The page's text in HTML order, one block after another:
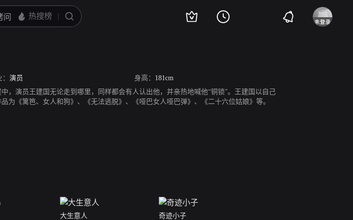
演员 身高： 181cm
，演员王建国无论走到哪里，同样都会有人认出他，并亲热地喊他“铜锁”。王建国以自己
为《篱笆、女人和狗》、《无法逃脱》、《哑巴女人哑巴弹》、《二十六位姑娘》等。
大生意人
奇迹小子